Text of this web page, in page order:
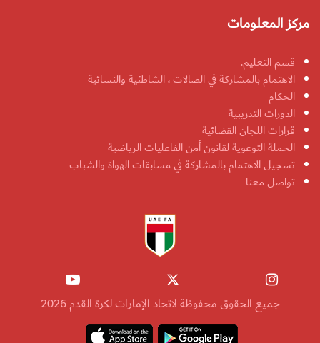
مركز المعلومات
قسم التعليم.
الاهتمام بالمشاركة في الصالات ، الشاطئية والنسائية
الحكام
الدورات التدريبية
قرارات اللجان القضائية
الحملة التوعوية لقانون أمن الفاعليات الرياضية
تسجيل الاهتمام بالمشاركة في مسابقات الهواة والشباب
تواصل معنا
جميع الحقوق محفوظة لاتحاد الإمارات لكرة القدم 2026